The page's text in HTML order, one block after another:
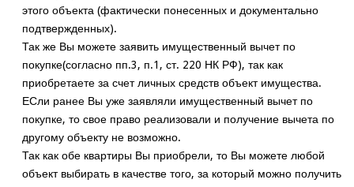
этого объекта (фактически понесенных и документально
подтвержденных).
Так же Вы можете заявить имущественный вычет по
покупке(согласно пп.3, п.1, ст. 220 НК РФ), так как
приобретаете за счет личных средств объект имущества.
ЕСли ранее Вы уже заявляли имущественный вычет по
покупке, то свое право реализовали и получение вычета по
другому объекту не возможно.
Так как обе квартиры Вы приобрели, то Вы можете любой
объект выбирать в качестве того, за который можно получить